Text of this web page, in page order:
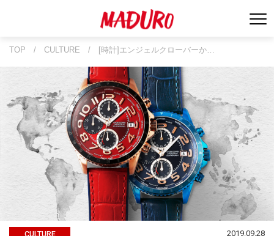
TOP / CULTURE / [時計]エンジェルクローバーか…
CULTURE 2019.09.28